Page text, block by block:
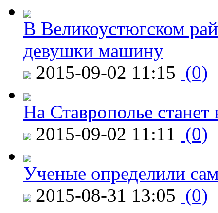
В Великоустюгском
девушки машину
2015-09-02 11:15 (0)
На Ставрополье
2015-09-02 11:11 (0)
Ученые определили
2015-08-31 13:05 (0)